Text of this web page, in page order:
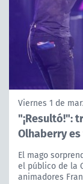
Viernes 1 de
"¡Resultó!":
Olhaberry
El mago
el público de la
animadores